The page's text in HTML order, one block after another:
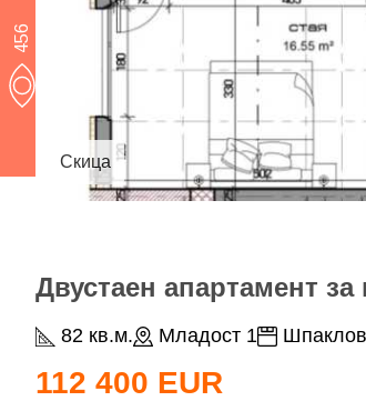
456
Скица
Двустаен апартамент
82 кв.м. Младост 1
112 400 EUR